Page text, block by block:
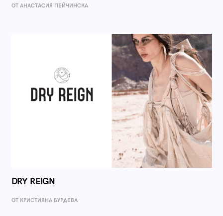
ОТ AНАСТАСИЯ ПЕЙЧИНСКА
DRY REIGN
ОТ КРИСТИЯНА БУРДЕВА